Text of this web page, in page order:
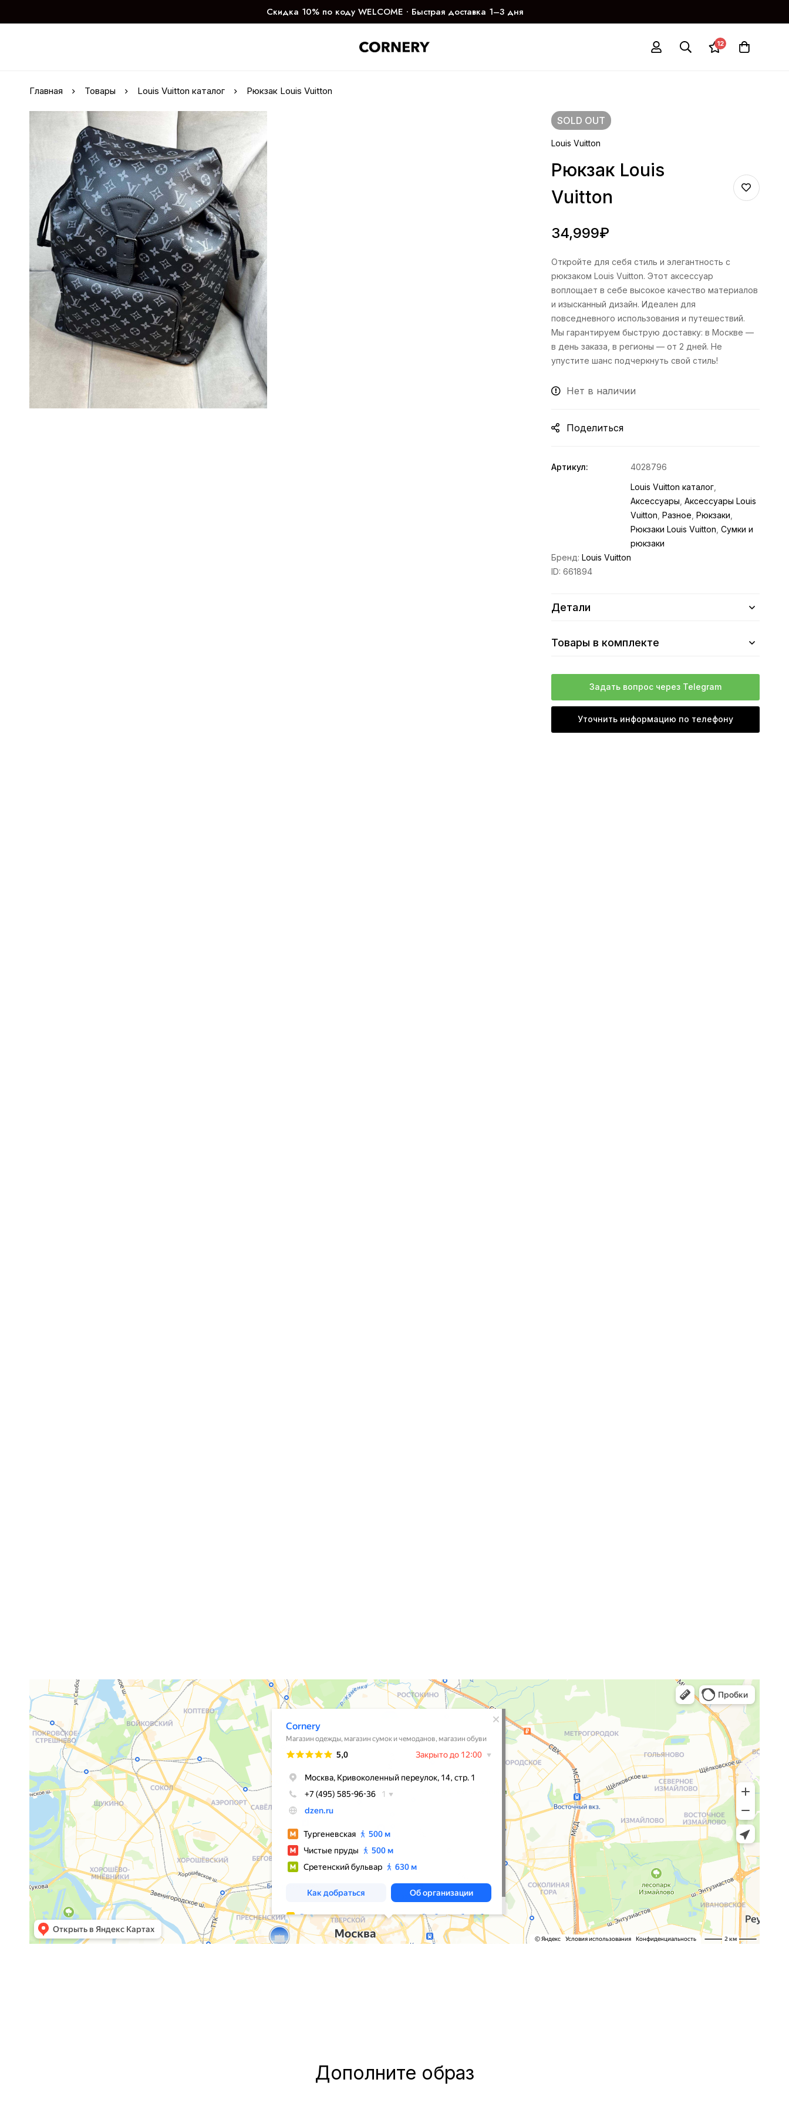
Скидка 10% по коду WELCOME ∙ Быстрая доставка 1–3 дня
12
Главная Товары Louis Vuitton каталог Рюкзак Louis Vuitton
SOLD OUT
Louis Vuitton
Рюкзак Louis
Vuitton
34,999₽
Откройте для себя стиль и элегантность с
рюкзаком Louis Vuitton. Этот аксессуар
воплощает в себе высокое качество материалов
и изысканный дизайн. Идеален для
повседневного использования и путешествий.
Мы гарантируем быструю доставку: в Москве —
в день заказа, в регионы — от 2 дней. Не
упустите шанс подчеркнуть свой стиль!
Нет в наличии
Поделиться
Артикул:
4028796
Louis Vuitton каталог
Аксессуары ,Аксессуары Louis
Vuitton ,Разное ,Рюкзаки
Рюкзаки Louis Vuitton ,Сумки и
рюкзаки
Бренд:Louis Vuitton
ID:661894
Детали
Товары в комплекте
Задать вопрос через Telegram
Уточнить информацию по телефону
Дополните образ